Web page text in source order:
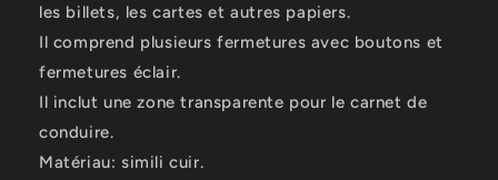
les billets, les cartes et autres papiers.
Il comprend plusieurs fermetures avec boutons et
fermetures éclair.
Il inclut une zone transparente pour le carnet de
conduire.
Matériau: simili cuir.